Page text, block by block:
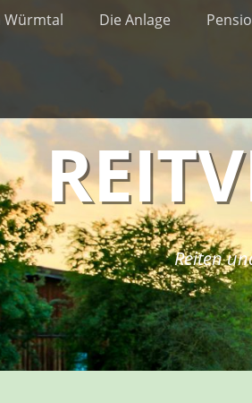
Würmtal Die Anlage
Reiten